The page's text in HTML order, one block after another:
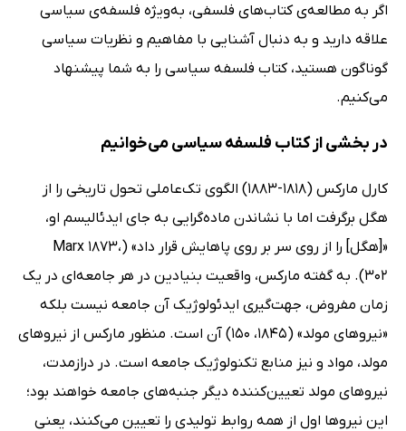
اگر به مطالعه‌ی کتاب‌های فلسفی، به‌ویژه فلسفه‌ی سیاسی
علاقه دارید و به دنبال آشنایی با مفاهیم و نظریات سیاسی
گوناگون هستید، کتاب فلسفه سیاسی را به شما پیشنهاد
می‌کنیم.
در بخشی از کتاب فلسفه سیاسی می‌خوانیم
کارل مارکس (1818-1883) الگوى تک‌عاملى تحول تاریخى را از
هگل برگرفت اما با نشاندن ماده‌گرایى به جاى ایدئالیسم او،
«[هگل] را از روى سر بر روى پاهایش قرار داد» (Marx 1873،
302). به گفته مارکس، واقعیت بنیادین در هر جامعه‌اى در یک
زمان مفروض، جهت‌گیرى ایدئولوژیک آن جامعه نیست بلکه
«نیروهاى مولد» (1845، 150) آن است. منظور مارکس از نیروهاى
مولد، مواد و نیز منابع تکنولوژیک جامعه است. در درازمدت،
نیروهاى مولد تعیین‌کننده دیگر جنبه‌هاى جامعه خواهند بود؛
این نیروها اول از همه روابط تولیدى را تعیین مى‌کنند، یعنى